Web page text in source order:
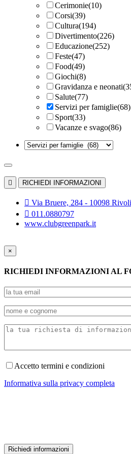
Cerimonie(10)
Corsi(39)
Cultura(194)
Divertimento(226)
Educazione(252)
Feste(47)
Food(49)
Giochi(8)
Gravidanza e neonati
Salute(77)
Servizi per famiglie(68)
Sport(33)
Vacanze e svago(86)
 RICHIEDI INFORMAZIONI
 Via Bruere, 284 - 10098
 011.0880797
www.clubgreenpark.it
×
RICHIEDI INFORMAZIONI AL
Accetto termini e condizioni
Informativa sulla privacy completa